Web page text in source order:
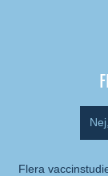
Flera